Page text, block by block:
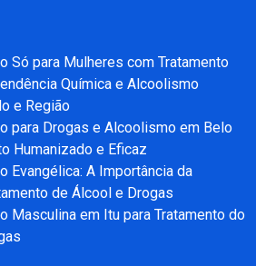
Só para Mulheres com Tratamento
Química e Alcoolismo
e Região
para Drogas e Alcoolismo em Belo
Humanizado e Eficaz
Evangélica: A Importância da
de Álcool e Drogas
Masculina em Itu para Tratamento do